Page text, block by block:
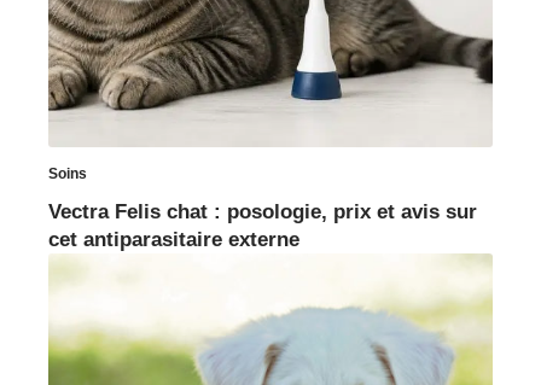
Soins
Vectra Felis chat : posologie, prix et avis sur
cet antiparasitaire externe